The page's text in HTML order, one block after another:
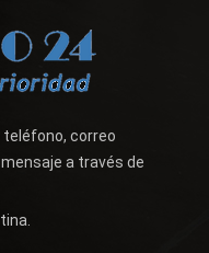
correo
a través de